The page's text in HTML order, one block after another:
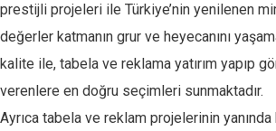
prestijli projeleri ile Türkiye’nin yenilenen
değerler katmanın grur ve heyecanını
kalite ile, tabela ve reklama yatırım yapıp
verenlere en doğru seçimleri sunmaktadır.
Ayrıca tabela ve reklam projelerinin